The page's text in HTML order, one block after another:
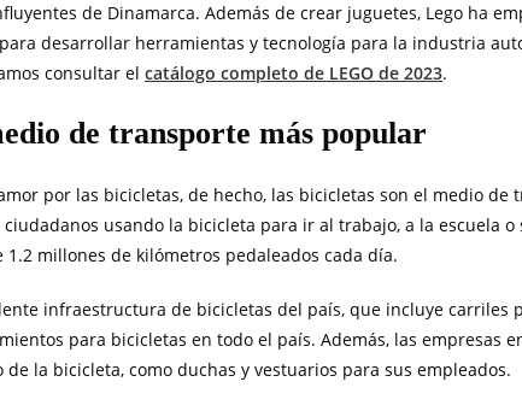
de Dinamarca. Además de crear juguetes, Lego ha
desarrollar herramientas y tecnología para la industria
consultar el catálogo completo de LEGO de 2023.
de transporte más popular
por las bicicletas, de hecho, las bicicletas son el medio de
usando la bicicleta para ir al trabajo, a la escuela
millones de kilómetros pedaleados cada día.
infraestructura de bicicletas del país, que incluye carriles
para bicicletas en todo el país. Además, las empresas
la bicicleta, como duchas y vestuarios para sus empleados.